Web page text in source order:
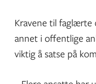
Kravene til
annet i offentlige
viktig å satse på